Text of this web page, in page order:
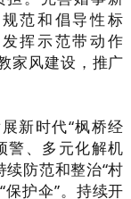
范和倡导性标
挥示范带动作
家风建设，推广
新时代“枫桥经
警、多元化解机
防范和整治“村
护伞”。持续开